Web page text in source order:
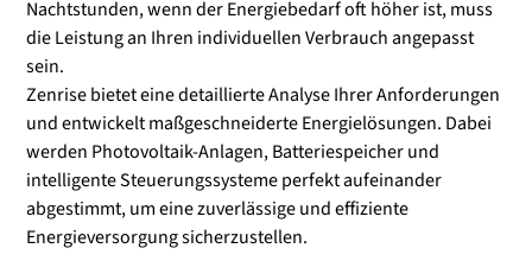
Nachtstunden, wenn der Energiebedarf oft höher ist, muss
die Leistung an Ihren individuellen Verbrauch angepasst
sein.
Zenrise bietet eine detaillierte Analyse Ihrer Anforderungen
und entwickelt maßgeschneiderte Energielösungen. Dabei
werden Photovoltaik-Anlagen, Batteriespeicher und
intelligente Steuerungssysteme perfekt aufeinander
abgestimmt, um eine zuverlässige und effiziente
Energieversorgung sicherzustellen.